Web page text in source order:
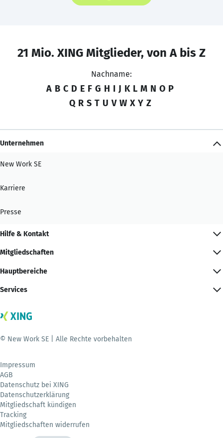
21 Mio. XING Mitglieder, von A bis Z
Nachname:
A B C D E F G H I J K L M N O P
Q R S T U V W X Y Z
Unternehmen
New Work SE
Karriere
Presse
Hilfe & Kontakt
Mitgliedschaften
Hauptbereiche
Services
© New Work SE | Alle Rechte vorbehalten
Impressum
AGB
Datenschutz bei XING
Datenschutzerklärung
Mitgliedschaft kündigen
Tracking
Mitgliedschaften widerrufen